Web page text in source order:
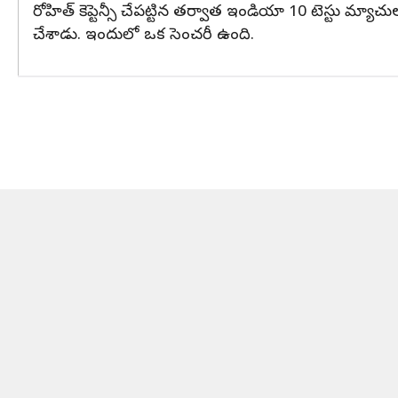
రోహిత్ కెప్టెన్సీ చేపట్టిన తర్వాత ఇండియా 10 టెస్టు
చేశాడు. ఇందులో ఒక సెంచరీ ఉంది.